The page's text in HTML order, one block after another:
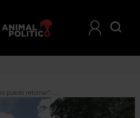
“Tengo miedo pero no puedo retornar”: el temor de solicitantes de asilo en Reynosa